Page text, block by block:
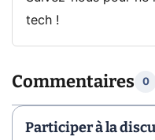
tech !
Commentaires 0
Participer à la